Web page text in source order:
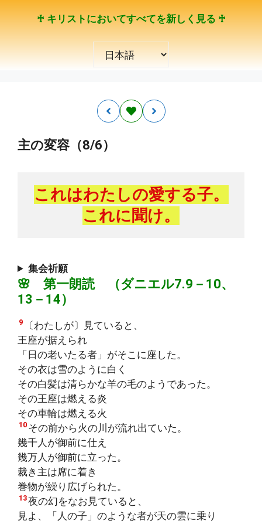
♰ キリストにおいてすべてを新しく見る ♰
択
主の変容（8/6）
これはわたしの愛する子。
これに聞け。
集会祈願
🌸 第一朗読 （ダニエル7.9－10、
13－14）
9
〔わたしが〕見ていると、
王座が据えられ
「日の老いたる者」がそこに座した。
その衣は雪のように白く
その白髪は清らかな羊の毛のようであった。
その王座は燃える炎
その車輪は燃える火
10 その前から火の川が流れ出ていた。
幾千人が御前に仕え
幾万人が御前に立った。
裁き主は席に着き
巻物が繰り広げられた。
13夜の幻をなお見ていると、
見よ、「人の子」のような者が天の雲に乗り